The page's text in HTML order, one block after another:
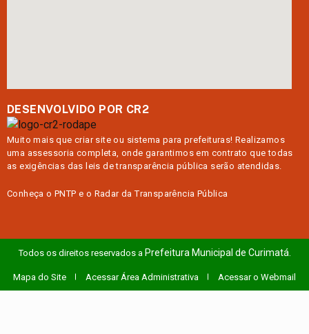
DESENVOLVIDO POR CR2
Muito mais quecriar site ou sistema para prefeituras! Realizamos
uma assessoria completa, onde garantimos em contrato que todas
as exigências das leis de transparência pública serão atendidas.
Conheça oPNTP e o Radar da Transparência Pública
Todos os direitos reservados a Prefeitura Municipal de Curimatá.
Mapa do Site Acessar Área Administrativa Acessar o Webmail